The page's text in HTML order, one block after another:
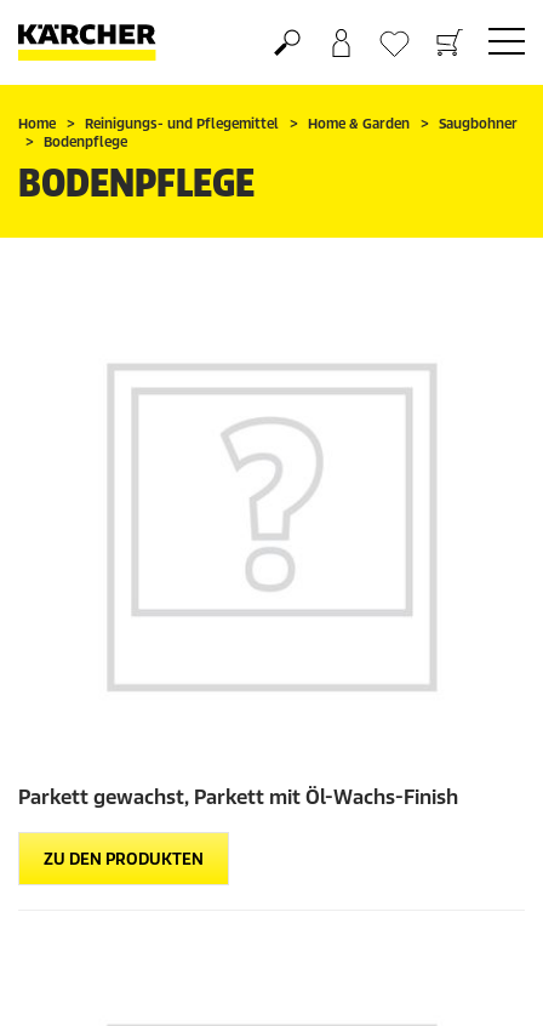
Warenkorb
Wunschliste
Home Reinigungs- und Pflegemittel Home & Garden
Saugbohner
Bodenpflege
BODENPFLEGE
Parkett gewachst, Parkett mit Öl-Wachs-Finish
ZU DEN PRODUKTEN